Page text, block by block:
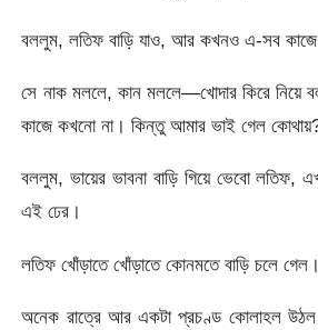
বললুম, লতিফ বাড়ি যাও, আর কখনও এ-সব
সে নাক মললে, কান মললে—খোদার কিরে নিয়ে
কাজে কখনো না। কিন্তু আমার ভাই গেল
বললুম, ভায়ের ভাবনা বাড়ি গিয়ে ভেবো লতিফ,
এই ঢের।
লতিফ খোঁড়াতে খোঁড়াতে কোনমতে বাড়ি চলে গেল।
অনেক রাত্রে আর একটা প্রচণ্ড কোলাহল উঠল